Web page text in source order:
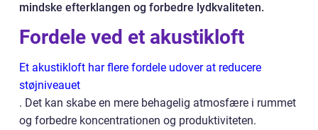
mindske efterklangen og forbedre lydkvaliteten.
Fordele ved et akustikloft
Et akustikloft har flere fordele udover at reducere
støjniveauet
. Det kan skabe en mere behagelig atmosfære i rummet
og forbedre koncentrationen og produktiviteten.